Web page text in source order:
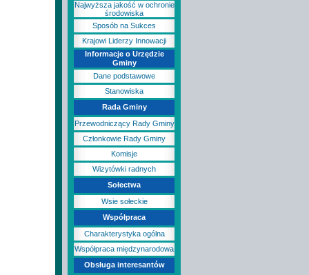
Najwyższa jakość w ochronie
środowiska
Sposób na Sukces
Krajowi Liderzy Innowacji
Informacje o Urzędzie
Gminy
Dane podstawowe
Stanowiska
Rada Gminy
Przewodniczący Rady Gminy
Członkowie Rady Gminy
Komisje
Wizytówki radnych
Sołectwa
Wsie sołeckie
Współpraca
Charakterystyka ogólna
Współpraca międzynarodowa
Obsługa interesantów